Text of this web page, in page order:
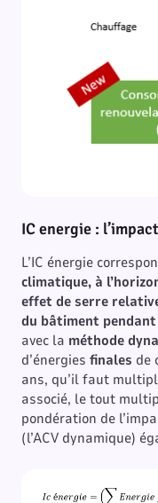
IC energie :
L’IC énergie
climatique, à
effet de serre
du bâtiment
avec la méthode
d’énergies finales de
ans, qu’il faut
associé, le tout
pondération de
(l’ACV dynamique)